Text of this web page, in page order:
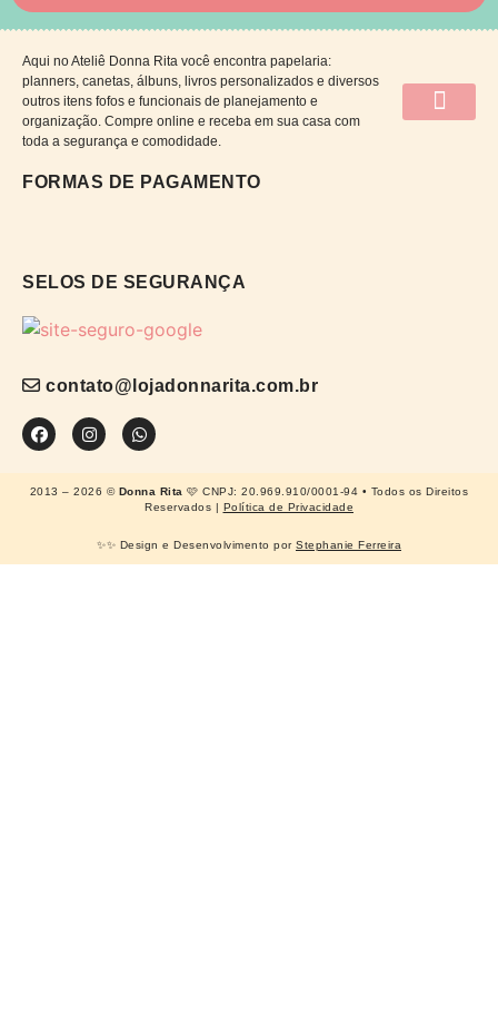
Aqui no Ateliê Donna Rita você encontra papelaria:
planners, canetas, álbuns, livros personalizados e diversos
outros itens fofos e funcionais de planejamento e
organização. Compre online e receba em sua casa com
toda a segurança e comodidade.
FORMAS DE PAGAMENTO
SELOS DE SEGURANÇA
contato@lojadonnarita.com.br
2013 – 2026 © Donna Rita 🩷 CNPJ: 20.969.910/0001-94 • Todos os Direitos
Reservados | Política de Privacidade
✨✨ Design e Desenvolvimento por Stephanie Ferreira